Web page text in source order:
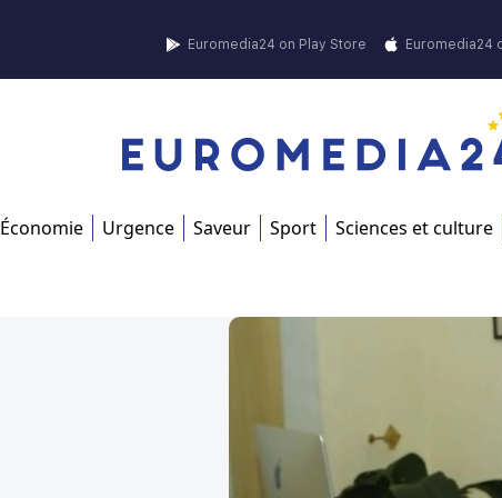
Euromedia24 on Play Store
Euromedia24
Économie Urgence Saveur Sport Sciences et culture